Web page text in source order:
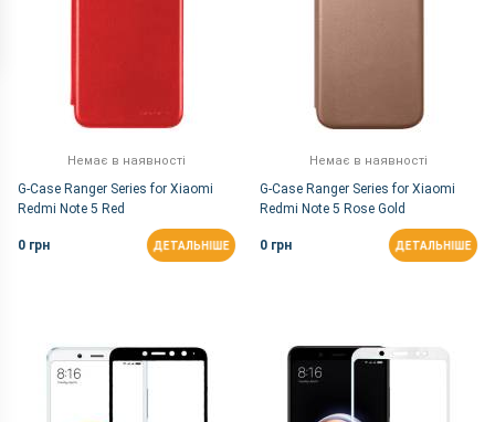
Немає в наявності
G-Case Ranger Series for Xiaomi
Redmi Note 5 Red
0 грн ДЕТАЛЬНІШЕ
Немає в наявності
G-Case Ranger Series for Xiaomi
Redmi Note 5 Rose Gold
0 грн ДЕТАЛЬНІШЕ